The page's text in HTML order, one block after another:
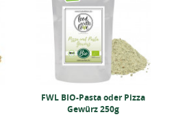
FWL BIO-Pasta oder Pizza
Gewürz 250g